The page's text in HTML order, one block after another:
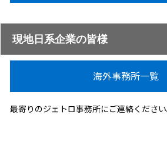
現地日系企業の皆様
海外事務所一覧
最寄りのジェトロ事務所にご連絡ください